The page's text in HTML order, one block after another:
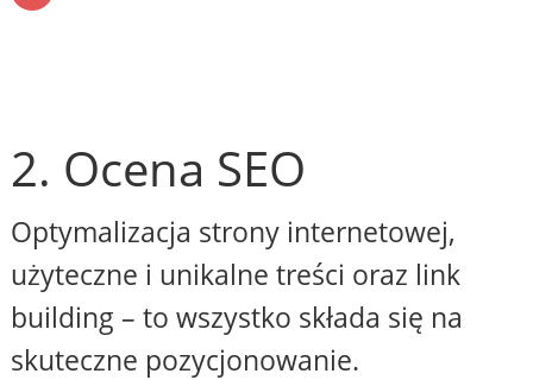
2. Ocena SEO
Optymalizacja strony internetowej,
użyteczne i unikalne treści oraz link
building – to wszystko składa się na
skuteczne pozycjonowanie.